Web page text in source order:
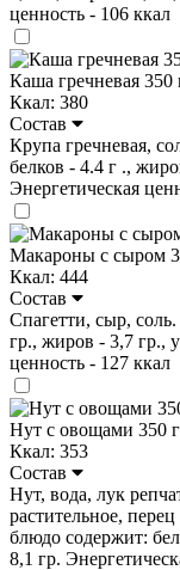
ценность - 106 ккал
Каша гречневая 350
Ккал: 380
Состав
Крупа гречневая,
белков - 4.4 г .,
Энергетическая
Макароны с сыром
Ккал: 444
Состав
Спагетти, сыр,
гр., жиров - 3,7 гр.,
ценность - 127 ккал
Нут с овощами 350
Ккал: 353
Состав
Нут, вода, лук
растительное,
блюдо содержит:
8,1 гр.